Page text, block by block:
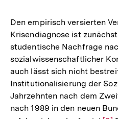
Den empirisch versierten
Krisendiagnose ist
studentische Nachfrage
sozialwissenschaftlicher
auch lässt sich nicht
Institutionalisierung der
Jahrzehnten nach dem
nach 1989 in den neuen